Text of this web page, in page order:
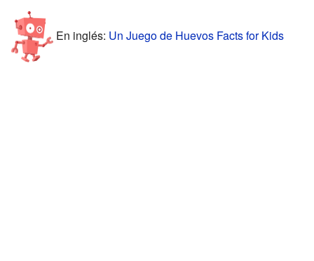
En inglés: Un Juego de Huevos Facts for Kids